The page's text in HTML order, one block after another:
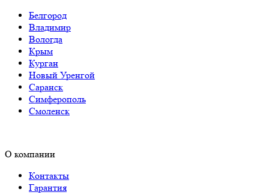
Белгород
Владимир
Вологда
Крым
Курган
Новый Уренгой
Саранск
Симферополь
Смоленск
О компании
Контакты
Гарантия